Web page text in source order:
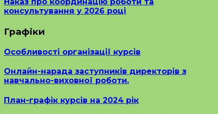
Наказ про координацію роботи та
консультування у 2026 році
Графіки
Особливості організації курсів
Онлайн-нарада заступників директорів з
навчально-виховної роботи.
План-графік курсів на 2024 рік